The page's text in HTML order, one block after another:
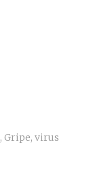
, Gripe, virus